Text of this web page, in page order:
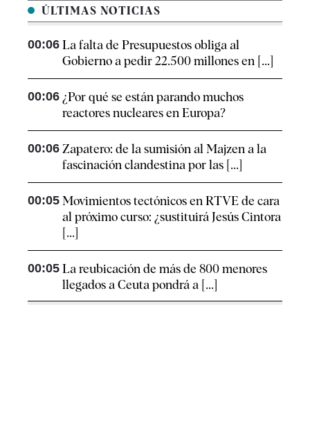
ÚLTIMAS NOTICIAS
00:06 La falta de Presupuestos obliga al
Gobierno a pedir 22.500 millones en [...]
00:06 ¿Por qué se están parando muchos
reactores nucleares en Europa?
00:06 Zapatero: de la sumisión al Majzen a la
fascinación clandestina por las [...]
00:05 Movimientos tectónicos en RTVE de cara
al próximo curso: ¿sustituirá Jesús Cintora
[...]
00:05 La reubicación de más de 800 menores
llegados a Ceuta pondrá a [...]